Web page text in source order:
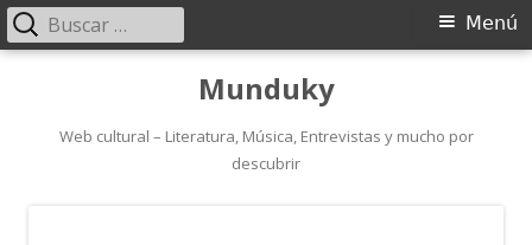
contenido
Munduky
Web cultural – Literatura, Música, Entrevistas y mucho por
descubrir
Menú
Menú
Buscar: